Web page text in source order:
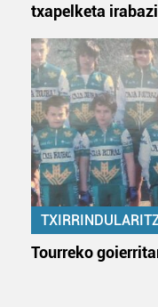
fitxategiak erabiltzen
zerbitzuak
baliatzen gara. Ohar
erabiltzeko baimen
irakurri
txapelketa
Tourreko